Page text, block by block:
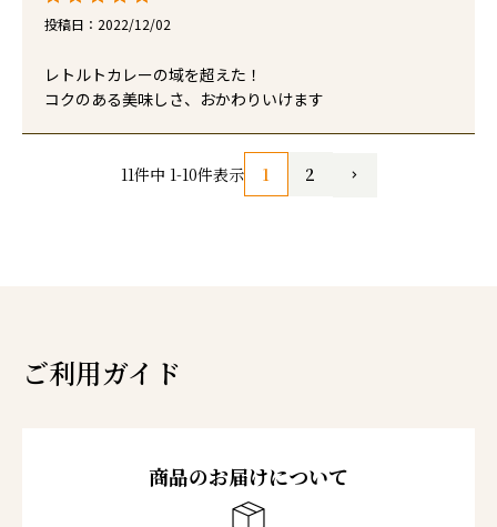
投稿日 2022/12/02
レトルトカレーの域を超えた！
コクのある美味しさ、おかわりいけます
11件中 1-10件表示 1 2
ご利用ガイド
商品のお届けについて